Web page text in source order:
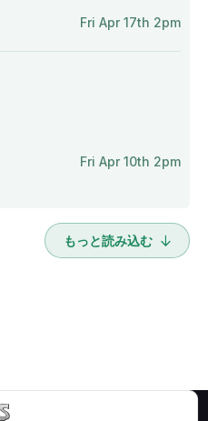
Fri Apr 17th 2pm
Fri Apr 10th 2pm
もっと読み込む